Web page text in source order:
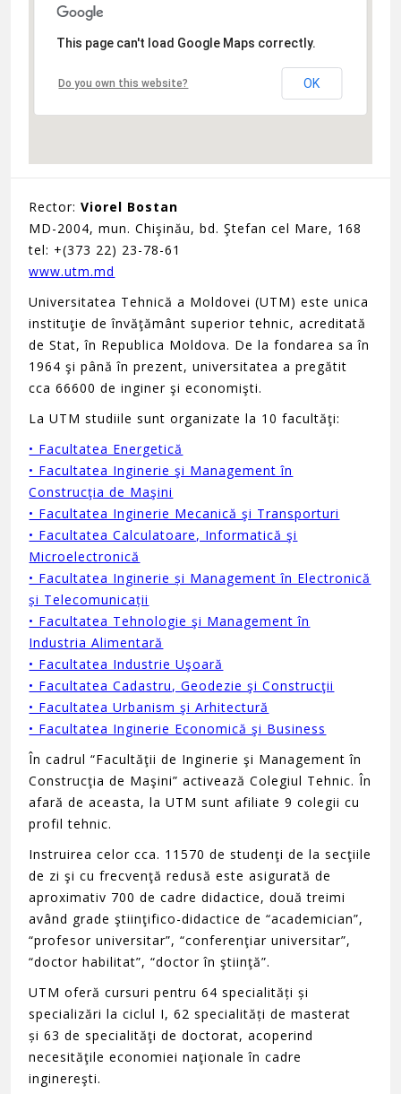
This page can't load Google Maps correctly.
Do you own this website? OK
Rector:Viorel Bostan
MD-2004, mun. Chişinău, bd. Ştefan cel Mare, 168
tel: +(373 22) 23-78-61
www.utm.md
Universitatea Tehnică a Moldovei (UTM) este unica
instituţie de învăţământ superior tehnic, acreditată
de Stat, în Republica Moldova. De la fondarea sa în
1964 şi până în prezent, universitatea a pregătit
cca 66600 de inginer şi economişti.
La UTM studiile sunt organizate la 10 facultăţi:
• Facultatea Energetică
• Facultatea Inginerie şi Management în
Construcţia de Maşini
• Facultatea Inginerie Mecanică şi Transporturi
• Facultatea Calculatoare, Informatică şi
Microelectronică
• Facultatea Inginerie și Management în Electronică
și Telecomunicații
• Facultatea Tehnologie şi Management în
Industria Alimentară
• Facultatea Industrie Uşoară
• Facultatea Cadastru, Geodezie şi Construcţii
• Facultatea Urbanism şi Arhitectură
• Facultatea Inginerie Economică şi Business
În cadrul “Facultăţii de Inginerie şi Management în
Construcţia de Maşini” activează Colegiul Tehnic. În
afară de aceasta, la UTM sunt afiliate 9 colegii cu
profil tehnic.
Instruirea celor cca. 11570 de studenţi de la secţiile
de zi şi cu frecvenţă redusă este asigurată de
aproximativ 700 de cadre didactice, două treimi
având grade ştiinţifico-didactice de “academician”,
“profesor universitar”, “conferenţiar universitar”,
“doctor habilitat”, “doctor în ştiinţă”.
UTM oferă cursuri pentru 64 specialități și
specializări la ciclul I, 62 specialități de masterat
și 63 de specialităţi de doctorat, acoperind
necesităţile economiei naţionale în cadre
inginereşti.